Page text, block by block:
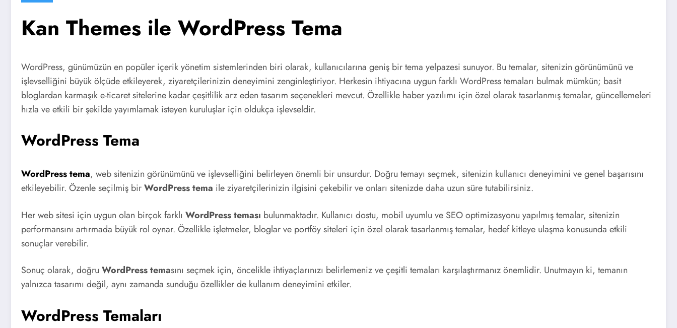
Kan Themes ile WordPress Tema
WordPress, günümüzün en popüler içerik yönetim sistemlerinden biri olarak, kullanıcılarına geniş bir tema yelpazesi sunuyor. Bu temalar, sitenizin görünümünü ve
işlevselliğini büyük ölçüde etkileyerek, ziyaretçilerinizin deneyimini zenginleştiriyor. Herkesin ihtiyacına uygun farklı WordPress temaları bulmak mümkün; basit
bloglardan karmaşık e-ticaret sitelerine kadar çeşitlilik arz eden tasarım seçenekleri mevcut. Özellikle haber yazılımı için özel olarak tasarlanmış temalar, güncellemeleri
hızla ve etkili bir şekilde yayımlamak isteyen kuruluşlar için oldukça işlevseldir.
WordPress Tema
WordPress tema, web sitenizin görünümünü ve işlevselliğini belirleyen önemli bir unsurdur. Doğru temayı seçmek, sitenizin kullanıcı deneyimini ve genel başarısını
etkileyebilir. Özenle seçilmiş birWordPress tema ile ziyaretçilerinizin ilgisini çekebilir ve onları sitenizde daha uzun süre tutabilirsiniz.
Her web sitesi için uygun olan birçok farklı WordPress teması bulunmaktadır. Kullanıcı dostu, mobil uyumlu ve SEO optimizasyonu yapılmış temalar, sitenizin
performansını artırmada büyük rol oynar. Özellikle işletmeler, bloglar ve portföy siteleri için özel olarak tasarlanmış temalar, hedef kitleye ulaşma konusunda etkili
sonuçlar verebilir.
Sonuç olarak, doğru WordPress temasını seçmek için, öncelikle ihtiyaçlarınızı belirlemeniz ve çeşitli temaları karşılaştırmanız önemlidir. Unutmayın ki, temanın
yalnızca tasarımı değil, aynı zamanda sunduğu özellikler de kullanım deneyimini etkiler.
WordPress Temaları